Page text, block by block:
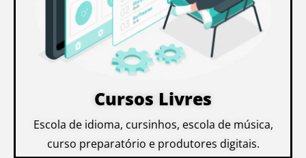
Cursos Livres
Escola de idioma, cursinhos, escola de música,
curso preparatório e produtores digitais.